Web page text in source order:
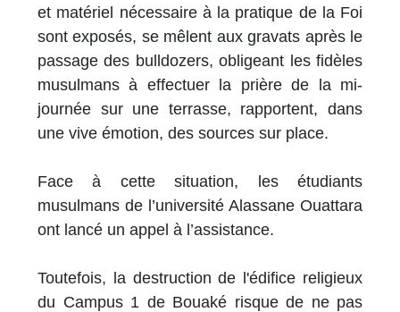
et matériel nécessaire à la pratique de la Foi
sont exposés, se mêlent aux gravats après le
passage des bulldozers, obligeant les fidèles
musulmans à effectuer la prière de la mi-
journée sur une terrasse, rapportent, dans
une vive émotion, des sources sur place.
Face à cette situation, les étudiants
musulmans de l’université Alassane Ouattara
ont lancé un appel à l’assistance.
Toutefois, la destruction de l'édifice religieux
du Campus 1 de Bouaké risque de ne pas